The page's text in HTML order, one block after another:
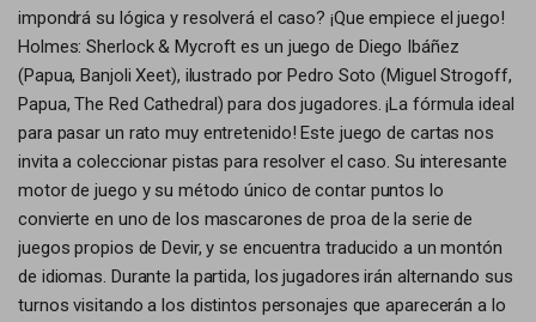
impondrá su lógica y resolverá el caso? ¡Que empiece el juego!
Holmes: Sherlock & Mycroft es un juego de Diego Ibáñez
(Papua, Banjoli Xeet), ilustrado por Pedro Soto (Miguel Strogoff,
Papua, The Red Cathedral) para dos jugadores. ¡La fórmula ideal
para pasar un rato muy entretenido! Este juego de cartas nos
invita a coleccionar pistas para resolver el caso. Su interesante
motor de juego y su método único de contar puntos lo
convierte en uno de los mascarones de proa de la serie de
juegos propios de Devir, y se encuentra traducido a un montón
de idiomas. Durante la partida, los jugadores irán alternando sus
turnos visitando a los distintos personajes que aparecerán a lo